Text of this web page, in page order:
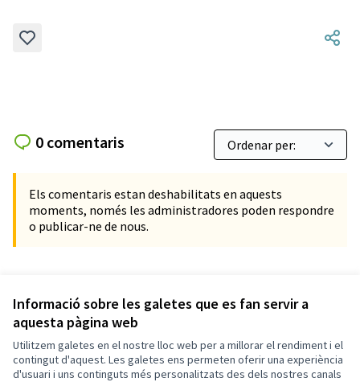
Informació sobre les galetes que es fan servir a
aquesta pàgina web
Utilitzem galetes en el nostre lloc web per a millorar el rendiment i el
contingut d'aquest. Les galetes ens permeten oferir una experiència
d'usuari i uns continguts més personalitzats des dels nostres canals
0 comentaris
Els comentaris estan deshabilitats en aquests
moments, només les administradores poden respondre
o publicar-ne de nous.
Verifica l'empremta digital
Termes i condicions d'ús
Configuració de les galetes
Decidim Sant Cugat a X
Decidim Sant Cugat a Facebook
Decidim Sant Cugat a Instagram
Decidim Sant Cugat a GitHub